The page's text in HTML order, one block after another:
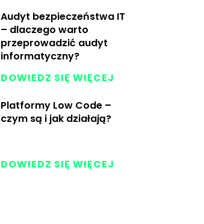
Audyt bezpieczeństwa IT
– dlaczego warto
przeprowadzić audyt
informatyczny?
DOWIEDZ SIĘ WIĘCEJ
Platformy Low Code –
czym są i jak działają?
DOWIEDZ SIĘ WIĘCEJ